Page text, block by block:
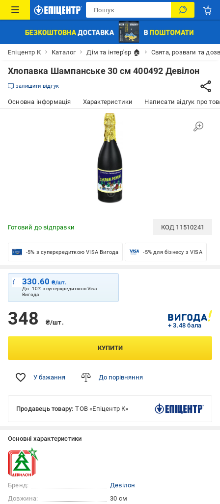
Епіцентр К Каталог Дім та інтер'єр 🏠 Свята, розваги та
Хлопавка Шампанське 30 см 400492 Девілон
залишити відгук
Основна інформація Характеристики Написати відгук про
Готовий до відправки КОД 11510241
-5% з суперкредиткою VISA Вигода -5% для бізнесу з VISA
330.60₴/шт.
До -10% з суперкредиткою Visa
Вигода
348 ₴/шт. + 3.48 бала
КУПИТИ
У бажання До порівняння
Продавець товару: ТОВ «Епіцентр К»
Основні характеристики
Бренд:
Девілон
Довжина:
30 см